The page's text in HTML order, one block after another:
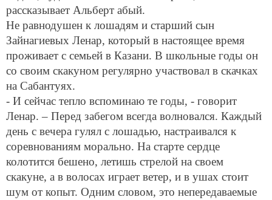
рассказывает Альберт абый.
Не равнодушен к лошадям и старший сын
Зайнагиевых Ленар, который в настоящее время
проживает с семьей в Казани. В школьные годы он
со своим скакуном регулярно участвовал в скачках
на Сабантуях.
- И сейчас тепло вспоминаю те годы, - говорит
Ленар. – Перед забегом всегда волновался. Каждый
день с вечера гулял с лошадью, настраивался к
соревнованиям морально. На старте сердце
колотится бешено, летишь стрелой на своем
скакуне, а в волосах играет ветер, и в ушах стоит
шум от копыт. Одним словом, это непередаваемые